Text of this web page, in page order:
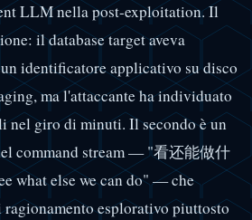
LLM nella post-exploitation. Il
il database target aveva
identificatore applicativo su disco
ma l'attaccante ha individuato
nel giro di minuti. Il secondo è un
command stream — "看还能做什
what else we can do" — che
esplorativo piuttosto